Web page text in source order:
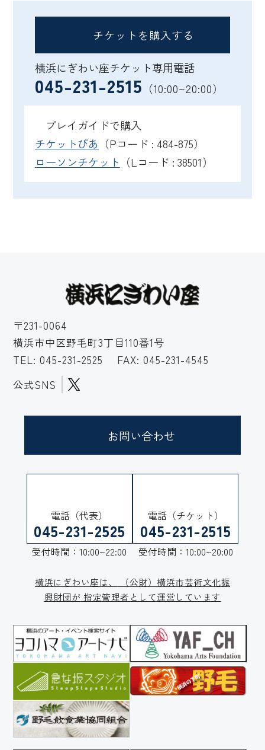
チケットを購入する
横浜にぎわい座チケット専用電話
045-231-2515 （10:00~20:00）
プレイガイドで購入
チケットぴあ （Pコード : 484-875）
ローソンチケット （Lコード : 38501）
〒231-0064
横浜市中区野毛町3丁目110番1号
TEL: 045-231-2525
FAX: 045-231-4545
公式SNS
お問い合わせ
電話（代表）
045-231-2525
受付時間：10:00~22:00
電話（チケット）
045-231-2515
受付時間：10:00~20:00
横浜にぎわい座は、
（公財）横浜市芸術文化振
興財団が 指定管理者として運営しています